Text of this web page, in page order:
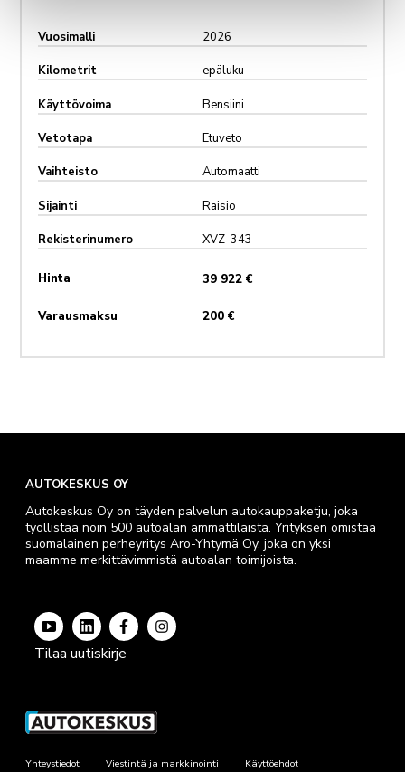
2026
epäluku
Bensiini
Etuveto
Automaatti
Raisio
XVZ-343
39 922 €
200 €
Vuosimalli
Kilometrit
Käyttövoima
Vetotapa
Vaihteisto
Sijainti
Rekisterinumero
Hinta
Varausmaksu
AUTOKESKUS OY
Autokeskus Oy on täyden palvelun autokauppaketju, joka
työllistää noin 500 autoalan ammattilaista. Yrityksen omistaa
suomalainen perheyritys Aro-Yhtymä Oy, joka on yksi
maamme merkittävimmistä autoalan toimijoista.
Tilaa uutiskirje
Yhteystiedot Viestintä ja markkinointi Käyttöehdot